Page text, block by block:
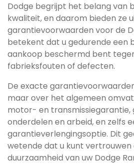
Dodge begrijpt het belang van
kwaliteit, en daarom bieden ze
garantievoorwaarden voor de
betekent dat u gedurende een
aankoop beschermd bent
fabrieksfouten of defecten.
De exacte
maar over het algemeen
motor- en transmissiegarantie,
onderdelen en arbeid, en zelfs
garantieverlengingsoptie. Dit
wetende dat u kunt vertrouwen
duurzaamheid van uw Dodge